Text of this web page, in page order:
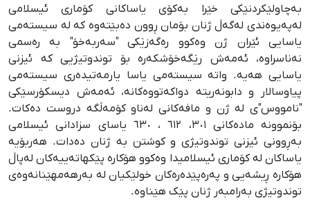
بەچاولێکردنێکی خێرا بەکۆی یاساکانی کۆماری ئیسلامی
لەپەیوەندی لەگەڵ ژنان بۆمان ڕوون دەبێتەوە کە لە سیستەمی
یاسایی ئێران ژن وەکوو رەگەزێکی "سەربەخۆ" بە رەسمی
نەناسراوە، ئەمەش رێگەخۆشکەرە بۆ توندوتیژیی کە ئیزنی
یاسایی هەیە. واتە سیستەمی یاسا یارمەتیدەری سیستەمی
پیاوسالار و دابونەریتە دواکەتووەکانە، ئەمەش دیسکۆرسێکی
"نامووس"ی لە ژن و مافەکانی لەناو کۆمەڵگە دروست دەکات.
بۆنموونە مادەکانی ٣٠١، ٦١٢ ، ٦٣٠ یاسای سزادانی ئیسلامی
بەڕوونی ئیزنی توندوتیژی و کوشتن بە ژنان دەدات. هەربۆیە
یاساکان لە کۆماری ئیسلامیدا وەکوو هۆکارە پێکهاتەییەکان لەپاڵ
هۆکارە ڕیشەیی و پەرەپێدەرەکان خولێکیان لە بەرهەمهێنانەوەی
توندوتیژی بەرامبەر ژنان پێک هێناوە.